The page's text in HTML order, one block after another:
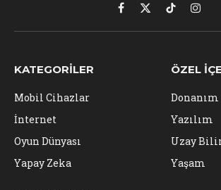
Facebook
X
(Twitter)
TikTok
KATEGORILER
Mobil Cihazlar
İnternet
Oyun Dünyası
Yapay Zeka
ÖZEL
Donanım
Yazılım
Uzay
Yaşam